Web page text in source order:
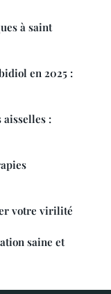
à saint
en 2025 :
:
votre virilité
saine et